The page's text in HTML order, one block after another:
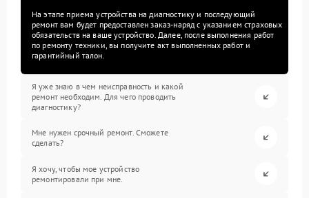
На этапе приема устройства на диагностику и последующий
ремонт вам будет предоставлен заказ-наряд с указанием страховых
обязательств на ваше устройство. Далее, после выполнения работ
по ремонту техники, вы получите акт выполненных работ и
гарантийный талон.
Я уже знаю в чем неисправность и какой
ремонт необходим. Для чего проводить
диагностику?
Мне нужен срочный ремонт. Сможете
сделать?
Я хочу, чтобы мое устройство
ремонтировали при мне.